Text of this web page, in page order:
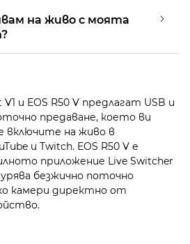
на живо с моята
и EOS R50 V предлагат USB и
предаване, което ви
включите на живо в
и Twitch. EOS R50 V е
приложение Live Switcher
безжично поточно
камери директно от